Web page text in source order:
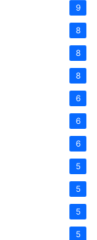
9
8
8
8
6
6
6
5
5
5
5